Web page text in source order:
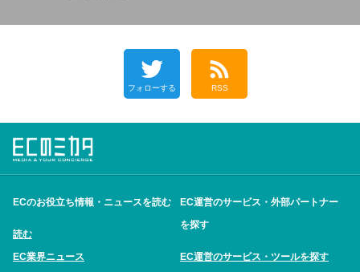
フォローする RSS
ECのお役立ち情報・ニュースを読む
読む
EC業界ニュース
EC運営のサービス・外部パートナー
を探す
EC運営のサービス・ツールを探す